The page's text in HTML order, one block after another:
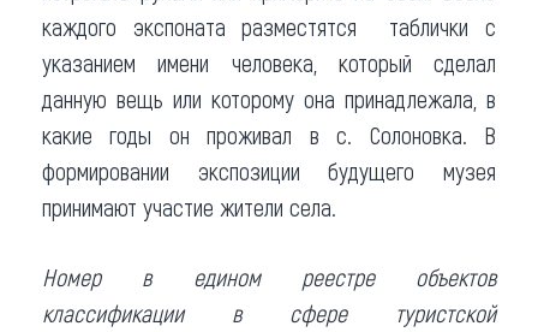
каждого экспоната разместятся таблички с
указанием имени человека, который сделал
данную вещь или которому она принадлежала, в
какие годы он проживал в с. Солоновка. В
формировании экспозиции будущего музея
принимают участие жители села.
Номер в едином реестре объектов
классификации в сфере туристской